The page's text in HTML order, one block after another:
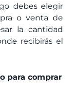
debes elegir
o venta de
la cantidad
recibirás el
para comprar